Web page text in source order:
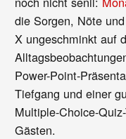
die Sorgen, Nöte
X ungeschminkt auf
Power-Point-
Tiefgang und einer
Multiple-Choice-
Gästen.